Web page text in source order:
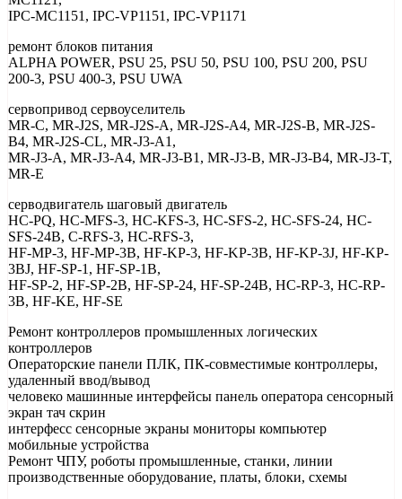
IPC-MC1151, IPC-VP1151, IPC-VP1171
ремонт блоков питания
ALPHA POWER, PSU 25, PSU 50, PSU 100, PSU 200, PSU
200-3, PSU 400-3, PSU UWA
сервопривод сервоуселитель
MR-C, MR-J2S, MR-J2S-A, MR-J2S-A4, MR-J2S-B, MR-J2S-
B4, MR-J2S-CL, MR-J3-А1,
MR-J3-A, MR-J3-A4, MR-J3-B1, MR-J3-B, MR-J3-B4, MR-J3-T,
MR-E
серводвигатель шаговый двигатель
HC-PQ, HC-MFS-3, HC-KFS-3, HC-SFS-2, HC-SFS-24, HC-
SFS-24B, C-RFS-3, HC-RFS-3,
HF-MP-3, HF-MP-3B, HF-KP-3, HF-KP-3B, HF-KP-3J, HF-KP-
3BJ, HF-SP-1, HF-SP-1B,
HF-SP-2, HF-SP-2B, HF-SP-24, HF-SP-24B, HC-RP-3, HC-RP-
3B, HF-KE, HF-SE
Ремонт контроллеров промышленных логических
контроллеров
Операторские панели ПЛК, ПК-совместимые контроллеры,
удаленный ввод/вывод
человеко машинные интерфейсы панель оператора сенсорный
экран тач скрин
интерфесс сенсорные экраны мониторы компьютер
мобильные устройства
Ремонт ЧПУ, роботы промышленные, станки, линии
производственные оборудование, платы, блоки, схемы